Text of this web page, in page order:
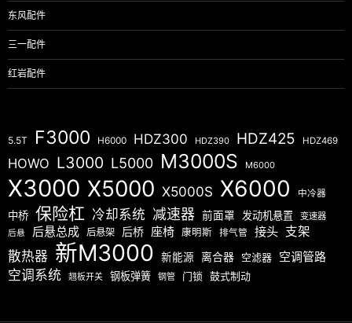
东风配件
三一配件
红岩配件
5.5T F3000 H6000 HDZ300 HDZ390 HDZ425 HDZ469
HOWO L3000 L5000 M3000S M6000
X3000 X5000 X5000S X6000 中冷器
中桥 保险杠 冷却系统 减速器 前面罩 发动机悬置 变速器
后悬 后悬总成 后悬架 后桥 座椅 康明斯 排气管 接头 支架
散热器 新M3000 新能源 离合器 空滤器 空调管路
空调系统 翘板开关 钢板弹簧 钢管 门锁 鼓式制动